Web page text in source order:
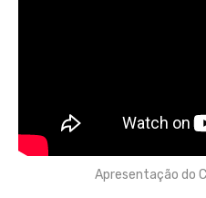
Apresentação do